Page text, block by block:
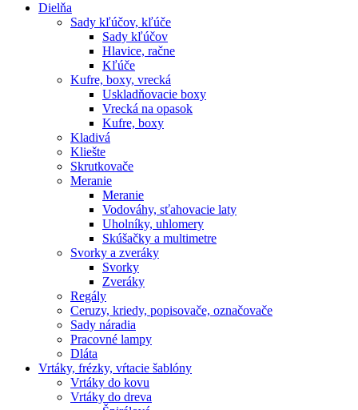
Dielňa
Sady kľúčov, kľúče
Sady kľúčov
Hlavice, račne
Kľúče
Kufre, boxy, vrecká
Uskladňovacie boxy
Vrecká na opasok
Kufre, boxy
Kladivá
Kliešte
Skrutkovače
Meranie
Meranie
Vodováhy, sťahovacie laty
Uholníky, uhlomery
Skúšačky a multimetre
Svorky a zveráky
Svorky
Zveráky
Regály
Ceruzy, kriedy, popisovače, označovače
Sady náradia
Pracovné lampy
Dláta
Vrtáky, frézky, vŕtacie šablóny
Vrtáky do kovu
Vrtáky do dreva